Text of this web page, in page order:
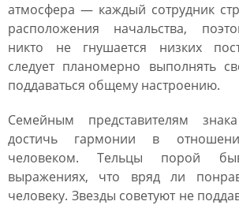
атмосфера ― каждый сотрудник
расположения начальства,
никто не гнушается низких
следует планомерно выполнять
поддаваться общему настроению.
Семейным представителям
достичь гармонии в
человеком. Тельцы порой
выражениях, что вряд ли
человеку. Звезды советуют не